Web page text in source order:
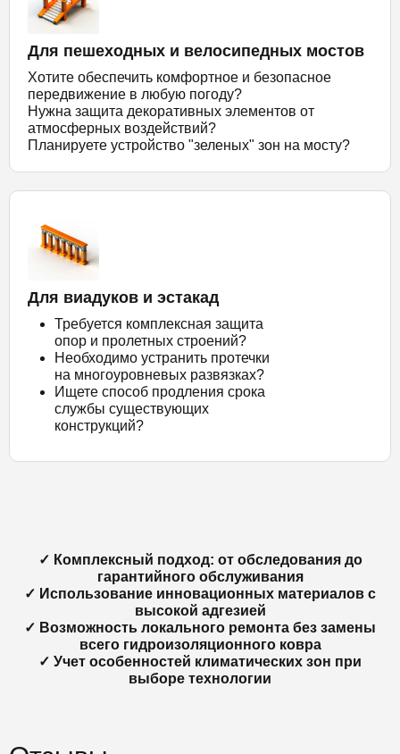
Для пешеходных и велосипедных мостов
Хотите обеспечить комфортное и безопасное
передвижение в любую погоду?
Нужна защита декоративных элементов от
атмосферных воздействий?
Планируете устройство "зеленых" зон на мосту?
Для виадуков и эстакад
Требуется комплексная защита
опор и пролетных строений?
Необходимо устранить протечки
на многоуровневых развязках?
Ищете способ продления срока
службы существующих
конструкций?
✓ Комплексный подход: от обследования до
гарантийного обслуживания
✓ Использование инновационных материалов с
высокой адгезией
✓ Возможность локального ремонта без замены
всего гидроизоляционного ковра
✓ Учет особенностей климатических зон при
выборе технологии